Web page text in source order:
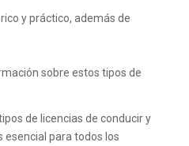
y práctico, además de
sobre estos tipos de
de licencias de conducir y
esencial para todos los